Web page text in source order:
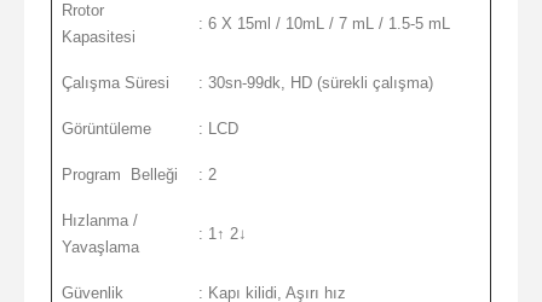
Rrotor
Kapasitesi
: 6 X 15ml / 10mL / 7 mL / 1.5-5 mL
Çalışma Süresi : 30sn-99dk, HD (sürekli çalışma)
Görüntüleme : LCD
Program Belleği : 2
Hızlanma /
Yavaşlama
: 1↑ 2↓
Güvenlik : Kapı kilidi, Aşırı hız